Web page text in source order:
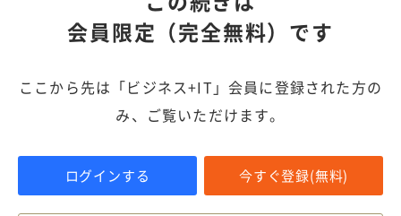
会員限定（完全無料）です
ここから先は「ビジネス+IT」会員に登録された方の
み、ご覧いただけます。
ログインする 今すぐ登録(無料)